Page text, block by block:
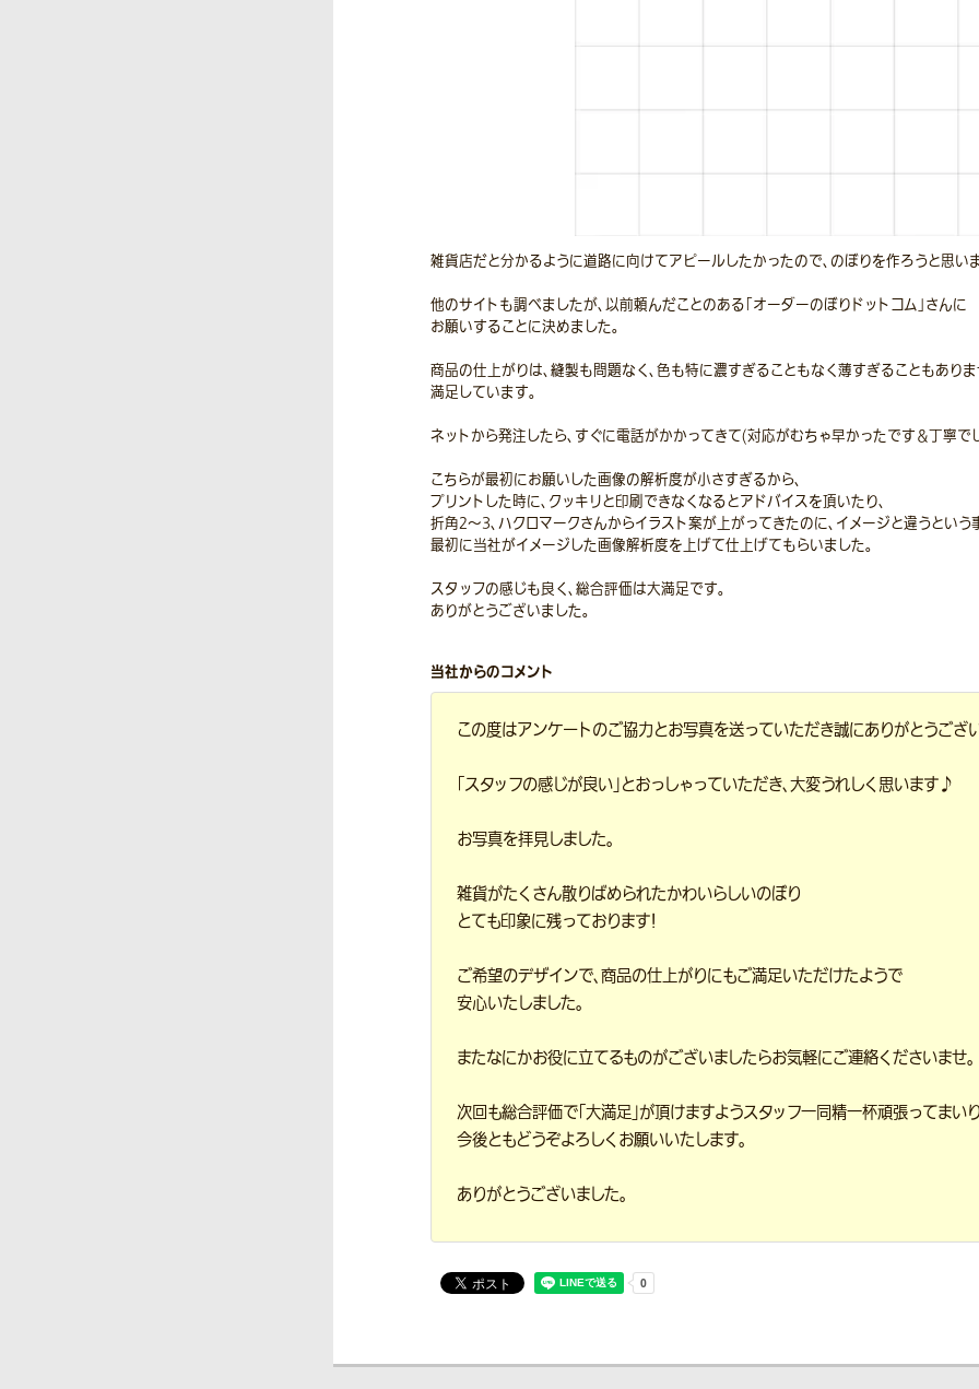
雑貨店だと分かるように道路に向けてアピールしたかったので、のぼりを作ろうと思い
他のサイトも調べましたが、以前頼んだことのある「オーダーのぼりドットコム」さんに
お願いすることに決めました。
商品の仕上がりは、縫製も問題なく、色も特に濃すぎることもなく薄すぎることもありま
満足しています。
ネットから発注したら、すぐに電話がかかってきて(対応がむちゃ早かったです＆丁寧で
こちらが最初にお願いした画像の解析度が小さすぎるから、
プリントした時に、クッキリと印刷できなくなるとアドバイスを頂いたり、
折角2〜3、ハクロマークさんからイラスト案が上がってきたのに、イメージと違うという
最初に当社がイメージした画像解析度を上げて仕上げてもらいました。
スタッフの感じも良く、総合評価は大満足です。
ありがとうございました。
当社からのコメント
この度はアンケートのご協力とお写真を送っていただき誠にありがとうござい
「スタッフの感じが良い」とおっしゃっていただき、大変うれしく思います♪
お写真を拝見しました。
雑貨がたくさん散りばめられたかわいらしいのぼり
とても印象に残っております！
ご希望のデザインで、商品の仕上がりにもご満足いただけたようで
安心いたしました。
またなにかお役に立てるものがございましたらお気軽にご連絡くださいませ。
次回も総合評価で「大満足」が頂けますようスタッフ一同精一杯頑張ってまい
今後ともどうぞよろしくお願いいたします。
ありがとうございました。